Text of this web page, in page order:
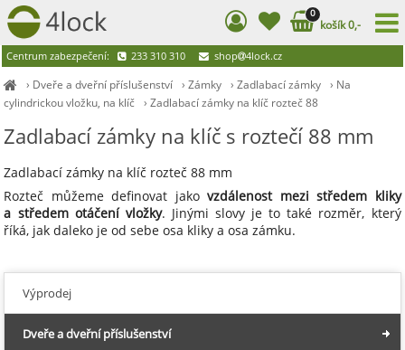
› Dveře a dveřní příslušenství ›Zámky ›Zadlabací zámky › Na
cylindrickou vložku, na klíč ›Zadlabací zámky na klíč rozteč 88
Zadlabací zámky na klíč s roztečí 88 mm
Zadlabací zámky na klíč rozteč 88 mm
Rozteč můžeme definovat jakovzdálenost mezi středem kliky
a středem otáčení vložky. Jinými slovy je to také rozměr, který
říká, jak daleko je od sebe osa kliky a osa zámku.
Výprodej
Dveře a dveřní příslušenství
0
košík 0,-
Centrum zabezpečení: 233 310 310 shop 4lock.cz